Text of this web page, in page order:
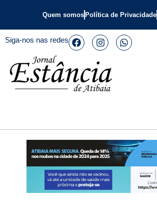
Quem somos Política de Privacidade
Siga-nos nas redes